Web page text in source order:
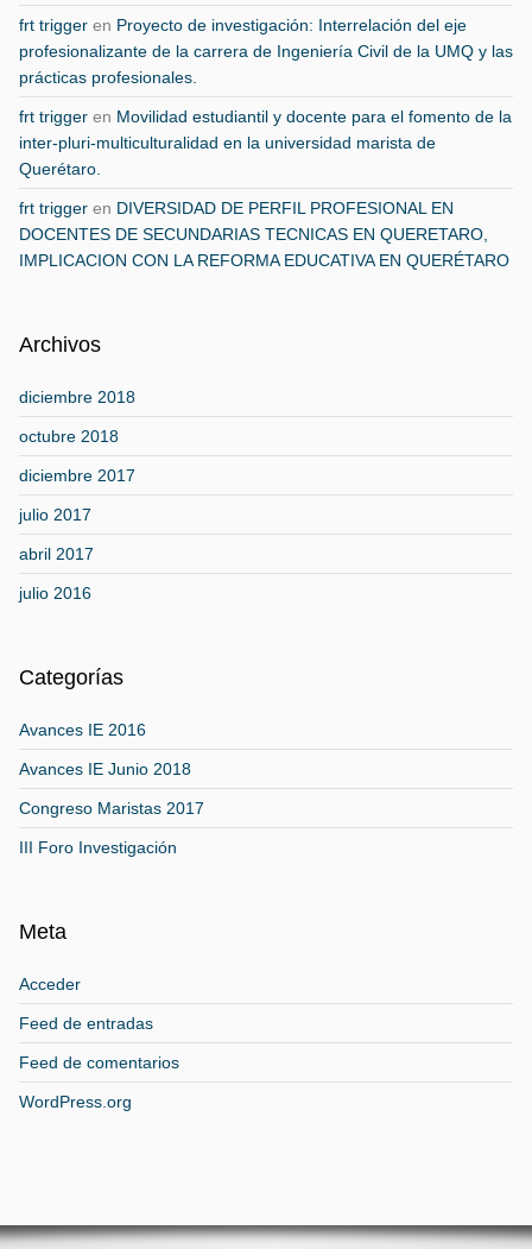
frt triggeren Proyecto de investigación: Interrelación del eje
profesionalizante de la carrera de Ingeniería Civil de la UMQ y las
prácticas profesionales.
frt triggeren Movilidad estudiantil y docente para el fomento de la
inter-pluri-multiculturalidad en la universidad marista de
Querétaro.
frt triggeren DIVERSIDAD DE PERFIL PROFESIONAL EN
DOCENTES DE SECUNDARIAS TECNICAS EN QUERETARO,
IMPLICACION CON LA REFORMA EDUCATIVA EN QUERÉTARO
Archivos
diciembre 2018
octubre 2018
diciembre 2017
julio 2017
abril 2017
julio 2016
Categorías
Avances IE 2016
Avances IE Junio 2018
Congreso Maristas 2017
III Foro Investigación
Meta
Acceder
Feed de entradas
Feed de comentarios
WordPress.org